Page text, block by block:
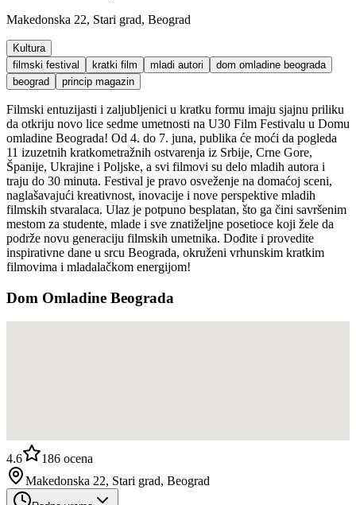
Makedonska 22, Stari grad, Beograd
Kultura
filmski festival
kratki film mladi autori
dom omladine beograda
beograd
princip magazin
Filmski entuzijasti i zaljubljenici u kratku formu imaju sjajnu priliku
da otkriju novo lice sedme umetnosti na U30 Film Festivalu u Domu
omladine Beograda! Od 4. do 7. juna, publika će moći da pogleda
11 izuzetnih kratkometražnih ostvarenja iz Srbije, Crne Gore,
Španije, Ukrajine i Poljske, a svi filmovi su delo mladih autora i
traju do 30 minuta. Festival je pravo osveženje na domaćoj sceni,
naglašavajući kreativnost, inovacije i nove perspektive mladih
filmskih stvaralaca. Ulaz je potpuno besplatan, što ga čini savršenim
mestom za studente, mlade i sve znatiželjne posetioce koji žele da
podrže novu generaciju filmskih umetnika. Dođite i provedite
inspirativne dane u srcu Beograda, okruženi vrhunskim kratkim
filmovima i mladalačkom energijom!
Dom Omladine Beograda
4.6 186 ocena
Makedonska 22, Stari grad, Beograd